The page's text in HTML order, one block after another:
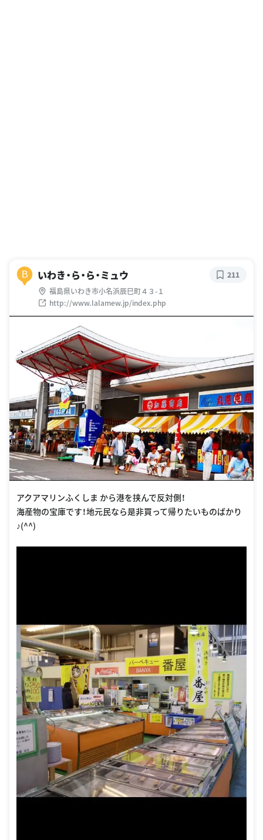
B いわき・ら・ら・ミュウ
福島県いわき市小名浜辰巳町４３-１
http://www.lalamew.jp/index.php
211
アクアマリンふくしま から港を挟んで反対側！
海産物の宝庫です！地元民なら是非買って帰りたいものばかり
♪(^^)